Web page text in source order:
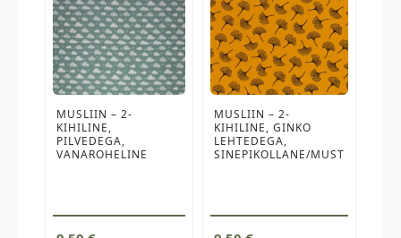
MUSLIIN – 2-
KIHILINE,
PILVEDEGA,
VANAROHELINE
MUSLIIN – 2-
KIHILINE, GINKO
LEHTEDEGA,
SINEPIKOLLANE/MUST